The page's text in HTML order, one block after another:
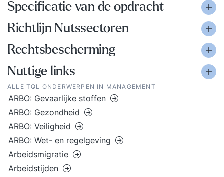
Specificatie van de opdracht
Richtlijn Nutssectoren
Rechtsbescherming
Nuttige links
ALLE TQL ONDERWERPEN IN MANAGEMENT
ARBO: Gevaarlijke stoffen
ARBO: Gezondheid
ARBO: Veiligheid
ARBO: Wet- en regelgeving
Arbeidsmigratie
Arbeidstijden